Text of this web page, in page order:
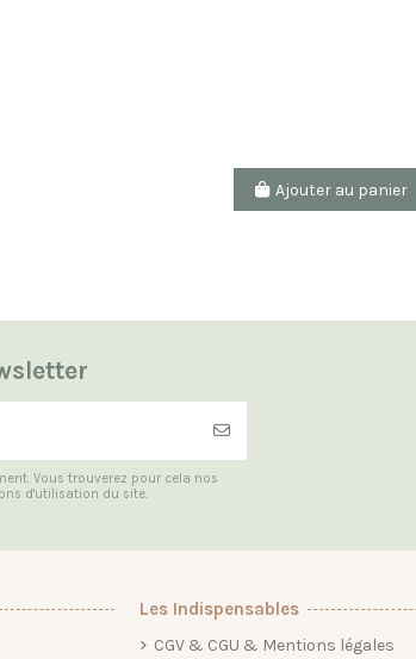
Ajouter au panier
Vous trouverez pour cela nos
d'utilisation du site.
Les Indispensables
CGV & CGU & Mentions légales